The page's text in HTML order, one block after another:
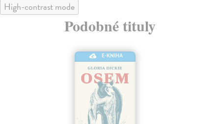
High-contrast mode
Podobné tituly
E-KNIHA